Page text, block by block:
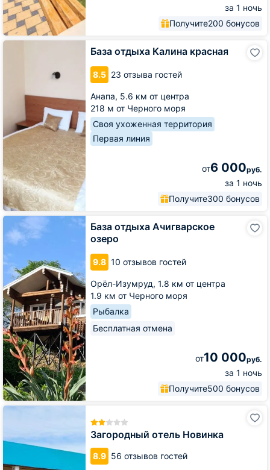
за 1 ночь
Получите200 бонусов
База отдыха Калина красная
8.5 23 отзыва гостей
Анапа, 5.6 км от центра
218 м от Черного моря
Своя ухоженная территория
Первая линия
от6 000руб.
за 1 ночь
Получите300 бонусов
База
База отдыха Ачигварское
озеро
9.8 10 отзывов гостей
Орёл-Изумруд, 1.8 км от центра
1.9 км от Черного моря
Рыбалка
Бесплатная отмена
от10 000руб.
за 1 ночь
Получите500 бонусов
База
отдыха
Ачигварское
озеро
Загородный отель Новинка
8.9 56 отзывов гостей
Загородный